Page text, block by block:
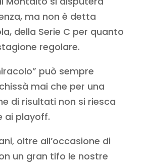
ma non è detta
della Serie C per quanto
regolare.
può sempre
mai che per una
di risultati non si riesca
ai playoff.
oltre all’occasione di
un gran tifo le nostre